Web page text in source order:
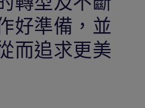
好準備，並
而追求更美